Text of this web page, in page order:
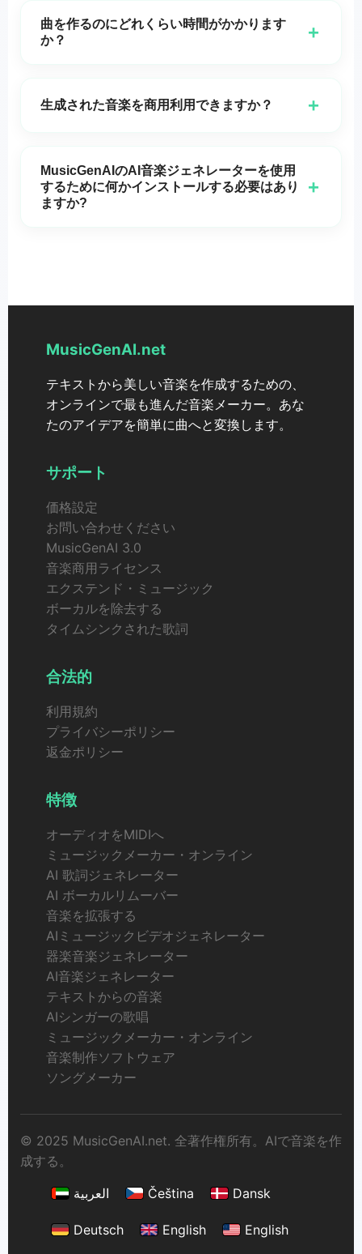
をあなたの理想どおりに仕上げることができます。
曲を作るのにどれくらい時間がかかります
か？
+
てリアルタイムで音楽を制作できます。
生成された音楽を商用利用できますか？ +
および商業利用の両方において無料で使用でき,ライセ
ンス料は発生しません。
MusicGenAIのAI音楽ジェネレーターを使用
するために何かインストールする必要はあり
ますか?
+
MusicGenAI.net
テキストから美しい音楽を作成するための、
オンラインで最も進んだ音楽メーカー。あな
たのアイデアを簡単に曲へと変換します。
サポート
価格設定
お問い合わせください
MusicGenAI 3.0
音楽商用ライセンス
エクステンド・ミュージック
ボーカルを除去する
タイムシンクされた歌詞
合法的
利用規約
プライバシーポリシー
返金ポリシー
特徴
オーディオをMIDIへ
ミュージックメーカー・オンライン
AI 歌詞ジェネレーター
AI ボーカルリムーバー
音楽を拡張する
AIミュージックビデオジェネレーター
器楽音楽ジェネレーター
AI音楽ジェネレーター
テキストからの音楽
AIシンガーの歌唱
ミュージックメーカー・オンライン
音楽制作ソフトウェア
ソングメーカー
© 2025 MusicGenAI.net. 全著作権所有。AIで音楽を作
成する。
العربية
Čeština Dansk
Deutsch English English